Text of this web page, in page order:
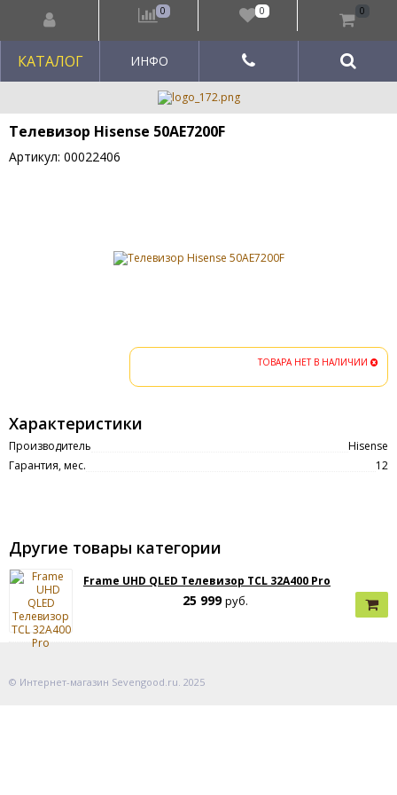
КАТАЛОГ ИНФО
Телевизор Hisense 50AE7200F
Артикул: 00022406
ТОВАРА НЕТ В НАЛИЧИИ
Характеристики
Производитель
Hisense
Гарантия, мес.
12
Другие товары категории
Frame UHD QLED Телевизор TCL 32A400 Pro
25 999руб.
© Интернет-магазин Sevengood.ru. 2025
0 0 0